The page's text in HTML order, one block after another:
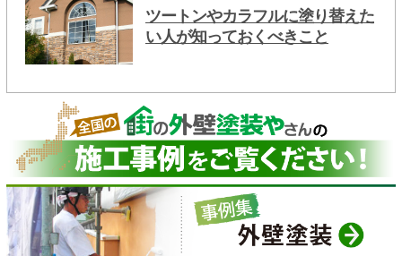
ツートンやカラフルに塗り替えた
い人が知っておくべきこと